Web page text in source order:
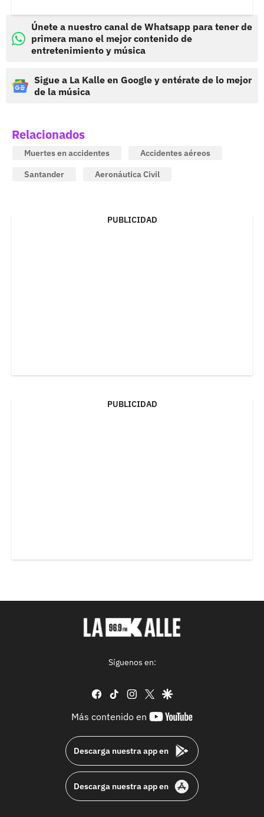
Únete a nuestro canal de Whatsapp para tener de
primera mano el mejor contenido de
entretenimiento y música
Sigue a La Kalle en Google y entérate de lo mejor
de la música
Relacionados
Muertes en accidentes
Accidentes aéreos
Santander
Aeronáutica Civil
PUBLICIDAD
PUBLICIDAD
Síguenos en:
facebook
tiktok instagram
twittergoogle
Más contenido en
youtube-
Descarga nuestra app en
Descarga nuestra app en